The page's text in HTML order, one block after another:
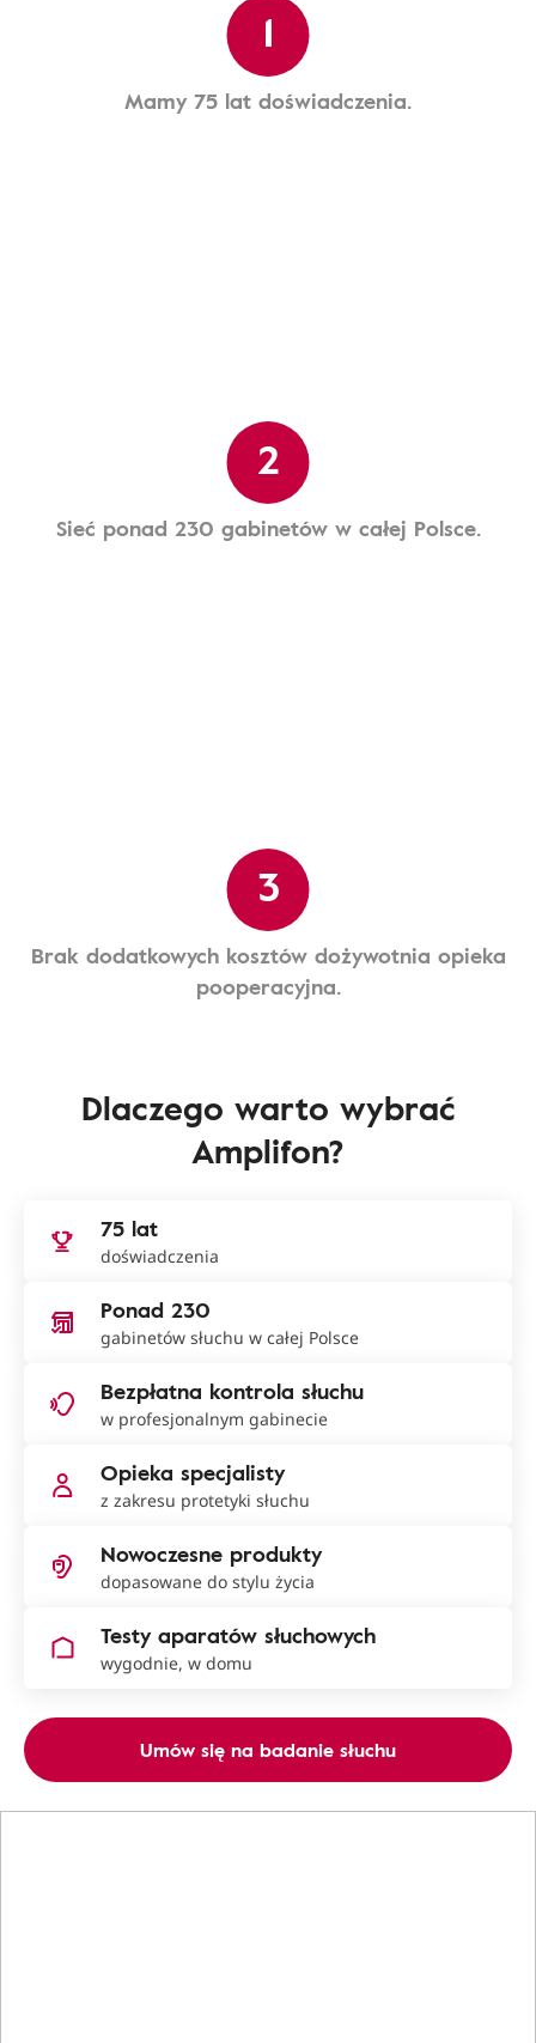
1
Mamy 75 lat doświadczenia.
2
Sieć ponad 230 gabinetów w całej Polsce.
3
Brak dodatkowych kosztów dożywotnia opieka
pooperacyjna.
Dlaczego warto wybrać
Amplifon?
75 lat
doświadczenia
Ponad 230
gabinetów słuchu w całej Polsce
Bezpłatna kontrola słuchu
w profesjonalnym gabinecie
Opieka specjalisty
z zakresu protetyki słuchu
Nowoczesne produkty
dopasowane do stylu życia
Testy aparatów słuchowych
wygodnie, w domu
Umów się na badanie słuchu